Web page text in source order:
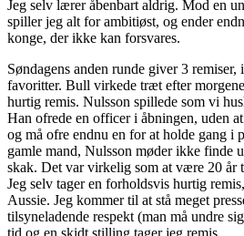
Jeg selv lærer åbenbart aldrig. Mod en
spiller jeg alt for ambitiøst, og ender
konge, der ikke kan forsvares.
Søndagens anden runde giver 3
favoritter. Bull virkede træt efter
hurtig remis. Nulsson spillede som vi
Han ofrede en officer i åbningen, uden
og må ofre endnu en for at holde gang i
gamle mand, Nulsson møder ikke finde
skak. Det var virkelig som at være 20 år
Jeg selv tager en forholdsvis hurtig
Aussie. Jeg kommer til at stå meget
tilsyneladende respekt (man må undre